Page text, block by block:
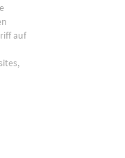
auf